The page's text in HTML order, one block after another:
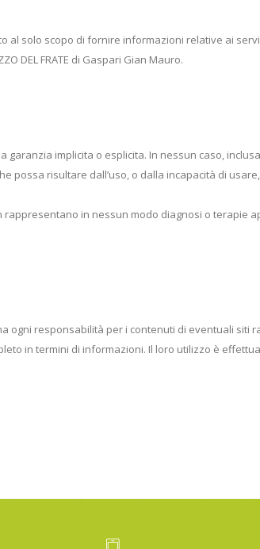
solo scopo di fornire informazioni relative ai
DEL FRATE di Gaspari Gian Mauro.
implicita o esplicita. In nessun caso, inclusa la
possa risultare dall’uso, o dalla incapacità di
in nessun modo diagnosi o terapie
ogni responsabilità per i contenuti di eventuali
in termini di informazioni. Il loro utilizzo è